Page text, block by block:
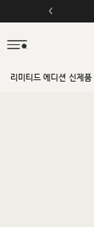
리미티드 에디션 신제품